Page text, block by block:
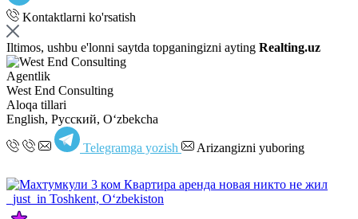
Kontaktlarni ko'rsatish
Iltimos, ushbu e'lonni saytda topganingizni ayting Realting.uz
Agentlik
West End Consulting
Aloqa tillari
English, Русский, Oʻzbekcha
Telegramga yozish Arizangizni yuboring